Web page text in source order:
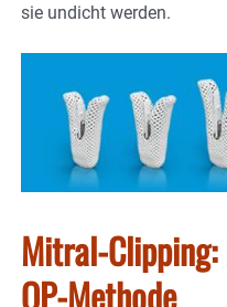
sie undicht werden.
Mitral-
OP-Methode